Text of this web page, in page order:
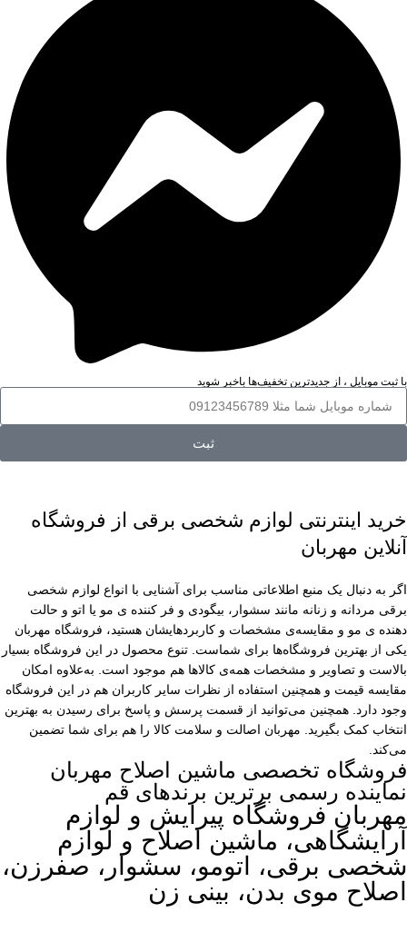
با ثبت موبایل ، از جدید‌ترین تخفیف‌ها با‌خبر شوید
ثبت
خرید اینترنتی لوازم شخصی برقی از فروشگاه
آنلاین مهربان
اگر به دنبال یک منبع اطلاعاتی مناسب برای آشنایی با انواع لوازم شخصی
برقی مردانه و زنانه مانند سشوار، بیگودی و فر کننده ی مو یا اتو و حالت
دهنده ی مو و مقایسه‌ی مشخصات و کاربردهایشان هستید، فروشگاه مهربان
یکی از بهترین فروشگاه‌ها برای شماست. تنوع محصول در این فروشگاه بسیار
بالاست و تصاویر و مشخصات همه‌ی کالاها هم موجود است. به‌علاوه امکان
مقایسه قیمت و همچنین استفاده از نظرات سایر کاربران هم در این فروشگاه
وجود دارد. همچنین می‌توانید از قسمت پرسش و پاسخ برای رسیدن به بهترین
انتخاب کمک بگیرید. مهربان اصالت و سلامت کالا را هم برای شما تضمین
می‌کند.
فروشگاه تخصصی ماشین اصلاح مهربان
نماینده رسمی برترین برندهای قم
مهربان فروشگاه پیرایش و لوازم
آرایشگاهی، ماشین اصلاح و لوازم
شخصی برقی، اتومو، سشوار، صفرزن،
اصلاح موی بدن، بینی زن